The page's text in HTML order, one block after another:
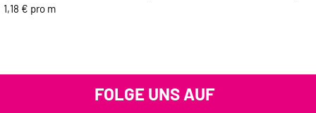
1,18 € pro m
FOLGE UNS AUF